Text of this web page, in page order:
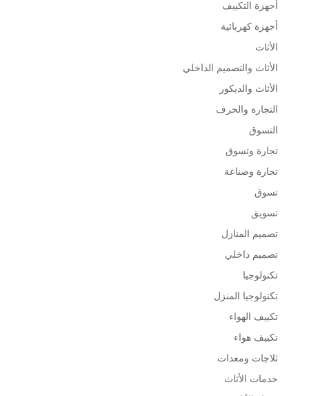
أجهزة التكييف
أجهزة كهربائية
الأثاث
الأثاث والتصميم الداخلي
الأثاث والديكور
التجارة والحرف
التسوق
تجارة وتسوق
تجارة وصناعة
تسوق
تسويق
تصميم المنازل
تصميم داخلي
تكنولوجيا
تكنولوجيا المنزل
تكييف الهواء
تكييف هواء
ثلاجات ومعدات
خدمات الأثاث